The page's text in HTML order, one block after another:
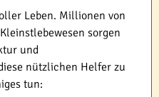
Leben. Millionen von
sorgen
und
nützlichen Helfer zu
tun: